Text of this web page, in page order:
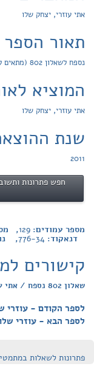
אתי עוזרי, יצחק שלו
תאור הספר
נספח לשאלון 802 (מתאים לספר הכתום ולספר הירוק) - אתי עוזרי, יצחק שלו
המוציא
אתי עוזרי, יצחק שלו
שנת
2011
מספר עמודים: 129
,
דנאקוד: 776-34
,
קישורים
שאלון 802 נספח / אתי עוזרי, יצחק שלו- צפייה חלקית להתרשמות
לספר הקודם - עוזרי שלו 802 כתיבה
לספר הבא - עוזרי שלו 803 חלק ג'
פתרונות לשאלות